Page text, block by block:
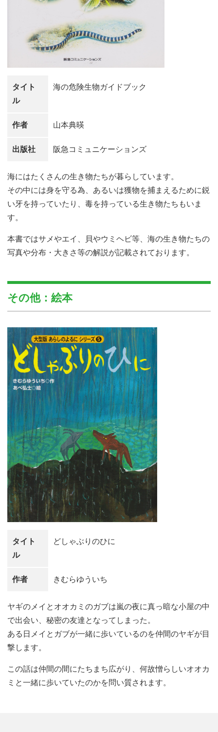
タイト
ル
海の危険生物ガイドブック
作者 山本典暎
出版社 阪急コミュニケーションズ
海にはたくさんの生き物たちが暮らしています。
その中には身を守る為、あるいは獲物を捕まえるために鋭
い牙を持っていたり、毒を持っている生き物たちもいま
す。
本書ではサメやエイ、貝やウミヘビ等、海の生き物たちの
写真や分布・大きさ等の解説が記載されております。
その他：絵本
タイト
ル
どしゃぶりのひに
作者 きむらゆういち
ヤギのメイとオオカミのガブは嵐の夜に真っ暗な小屋の中
で出会い、秘密の友達となってしまった。
ある日メイとガブが一緒に歩いているのを仲間のヤギが目
撃します。
この話は仲間の間にたちまち広がり、何故憎らしいオオカ
ミと一緒に歩いていたのかを問い質されます。